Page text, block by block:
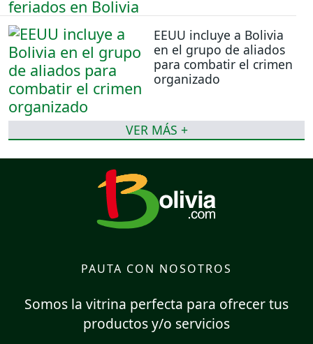
EEUU incluye a Bolivia
en el grupo de aliados
para combatir el crimen
organizado
VER MÁS +
PAUTA CON NOSOTROS
Somos la vitrina perfecta para ofrecer tus
productos y/o servicios